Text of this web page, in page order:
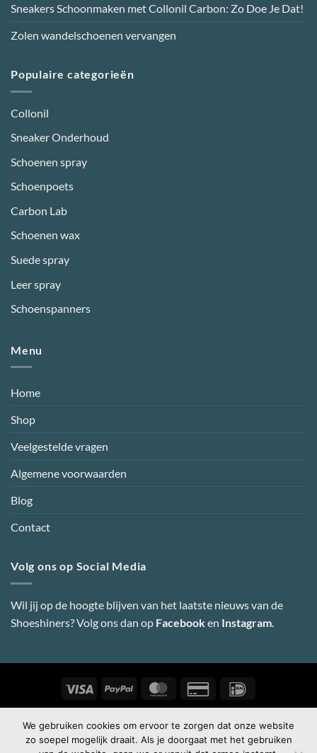
Sneakers Schoonmaken met Collonil Carbon: Zo Doe Je Dat!
Zolen wandelschoenen vervangen
Populaire categorieën
Collonil
Sneaker Onderhoud
Schoenen spray
Schoenpoets
Carbon Lab
Schoenen wax
Suede spray
Leer spray
Schoenspanners
Menu
Home
Shop
Veelgestelde vragen
Algemene voorwaarden
Blog
Contact
Volg ons op Social Media
Wil jij op de hoogte blijven van het laatste nieuws van de
Shoeshiners? Volg ons dan op Facebooken Instagram.
Visa PayPal MasterCardCredit
Copyright 2026 ©Shoeshiners Online-Webdesign door Super
Secret
We gebruiken cookies om ervoor te zorgen dat onze website
zo soepel mogelijk draait. Als je doorgaat met het gebruiken